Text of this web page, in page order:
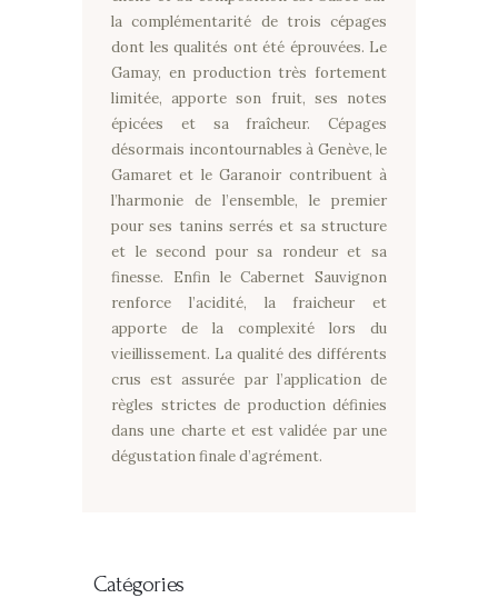
la complémentarité de trois cépages
dont les qualités ont été éprouvées. Le
Gamay, en production très fortement
limitée, apporte son fruit, ses notes
épicées et sa fraîcheur. Cépages
désormais incontournables à Genève, le
Gamaret et le Garanoir contribuent à
l’harmonie de l’ensemble, le premier
pour ses tanins serrés et sa structure
et le second pour sa rondeur et sa
finesse. Enfin le Cabernet Sauvignon
renforce l’acidité, la fraicheur et
apporte de la complexité lors du
vieillissement. La qualité des différents
crus est assurée par l’application de
règles strictes de production définies
dans une charte et est validée par une
dégustation finale d’agrément.
Catégories